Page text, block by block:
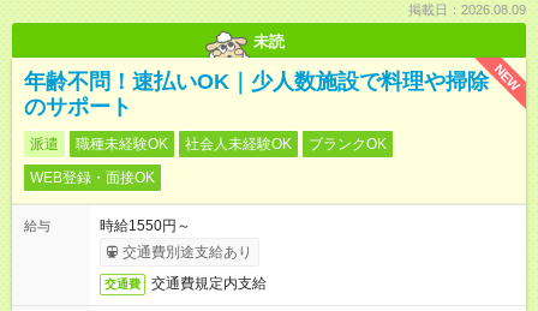
掲載日：2026.08.09
未読
NEW
年齢不問！速払いOK｜少人数施設で料理や掃除
のサポート
派遣 職種未経験OK 社会人未経験OK
ブランクOK
WEB登録・面接OK
給与
時給1550円～
交通費別途支給あり
交通費 交通費規定内支給